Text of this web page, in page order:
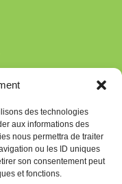
des technologies
aux informations des
nous permettra de traiter
ou les ID uniques
son consentement peut
et fonctions.
vous à la